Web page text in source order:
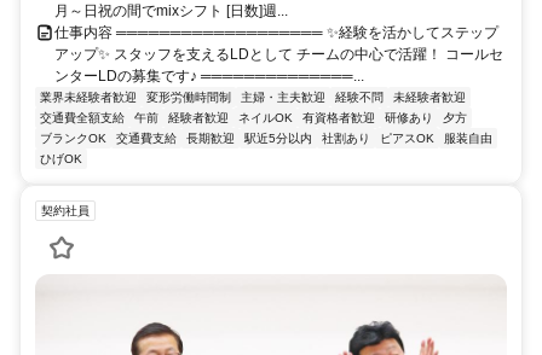
月～日祝の間でmixシフト [日数]週...
仕事内容 ═══════════════════ ✨経験を活かしてステップ
アップ✨ スタッフを支えるLDとして チームの中心で活躍！ コールセ
ンターLDの募集です♪ ══════════════...
業界未経験者歓迎 変形労働時間制 主婦・主夫歓迎 経験不問
未経験者歓迎
交通費全額支給
午前 経験者歓迎 ネイルOK 有資格者歓迎 研修あり
夕方
ブランクOK
交通費支給 長期歓迎 駅近5分以内 社割あり ピアスOK
服装自由
ひげOK
契約社員